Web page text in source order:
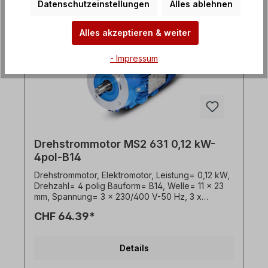
Kugellager= SKF, C&U, o. gleichwertig, Kühlung=
bzw. abschraubbar. Der Elektromotor ist für den
Frequenzumrichter- Einsatz und für beide
Drehrichtungen geeignet. Gemäß VDE 0105 bzw.
IEC 364 sind alle Arbeiten am Elektroantrieb nur
Bei Modifikationen oder Sonderausführungen
bitte Anfrage zusenden. Hilfreiche Tipps zu
Elektromotoren sind im FAQ-Bereich zu finden.
Alle Produktfotos sind unverbindliche
Drehstrommotor MS2 631 0,12 kW-
4pol-B14
Drehstrommotor, Elektromotor, Leistung= 0,12 kW,
Drehzahl= 4 polig Bauform= B14, Welle= 11 x 23
mm, Spannung= 3 x 230/400 V-50 Hz, 3 x
Frequenz= 50/60 Hertz, Effizienzklasse= IE2,
3 x PTC-Kaltleiter, Gewicht= 3,7 Kg,
CHF 64.39*
Details
Datenschutzeinstellungen Alles ablehnen
Alles akzeptieren & weiter
- Impressum